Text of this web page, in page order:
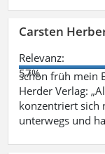
Carsten
Relevanz:
57%
schon früh mein
Herder Verlag:
konzentriert sich
unterwegs und